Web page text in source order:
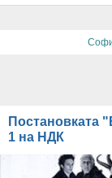
Постановката
1 на НДК